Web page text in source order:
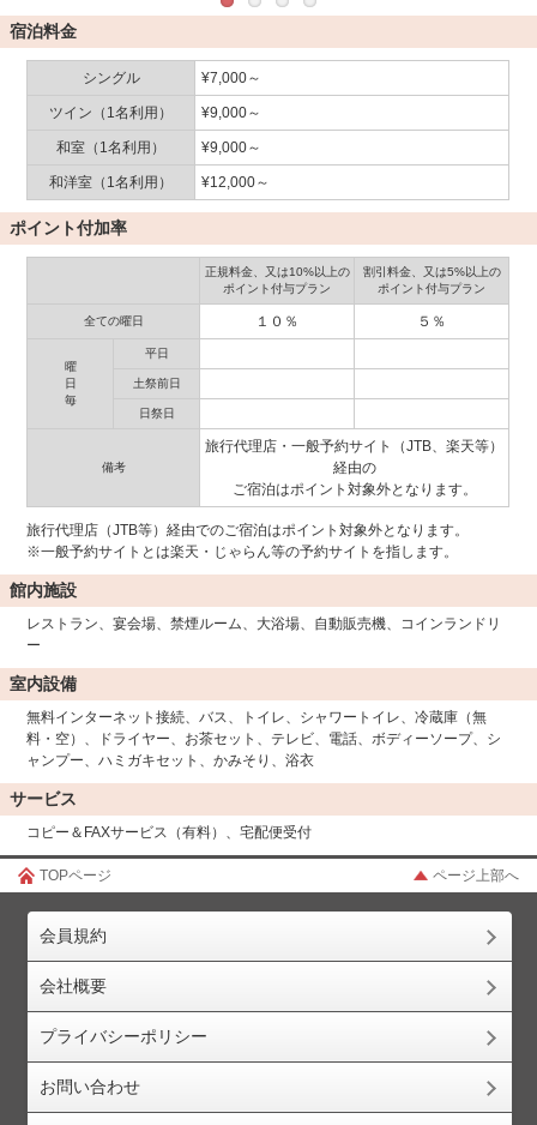
宿泊料金
シングル ¥7,000～
ツイン（1名利用） ¥9,000～
和室（1名利用） ¥9,000～
和洋室（1名利用） ¥12,000～
ポイント付加率
正規料金、又は10%以上の
ポイント付与プラン
割引料金、又は5%以上の
ポイント付与プラン
全ての曜日 １０％ ５％
曜
日
毎
平日
土祭前日
日祭日
備考
旅行代理店・一般予約サイト（JTB、楽天等）
経由の
ご宿泊はポイント対象外となります。
旅行代理店（JTB等）経由でのご宿泊はポイント対象外となります。
※一般予約サイトとは楽天・じゃらん等の予約サイトを指します。
館内施設
レストラン、宴会場、禁煙ルーム、大浴場、自動販売機、コインランドリ
ー
室内設備
無料インターネット接続、バス、トイレ、シャワートイレ、冷蔵庫（無
料・空）、ドライヤー、お茶セット、テレビ、電話、ボディーソープ、シ
ャンプー、ハミガキセット、かみそり、浴衣
サービス
コピー＆FAXサービス（有料）、宅配便受付
TOPページ ページ上部へ
会員規約
会社概要
プライバシーポリシー
お問い合わせ